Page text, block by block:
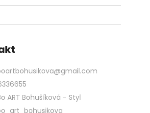
@gmail.com
ART Bohušíková - Styl